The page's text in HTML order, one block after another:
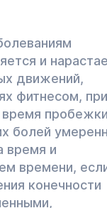
и
движений,
фитнесом, при
болей
время и
времени,
конечности